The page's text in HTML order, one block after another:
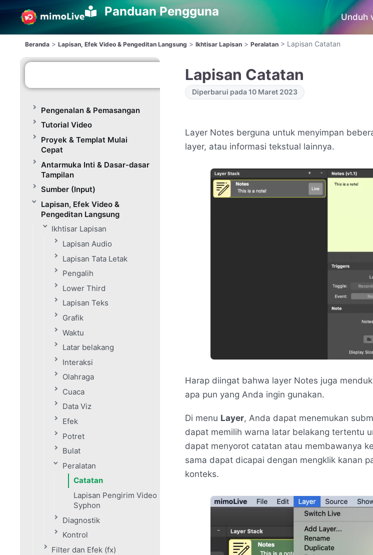
Panduan Pengguna Unduh
Beranda > Lapisan, Efek Video & Pengeditan Langsung > Ikhtisar Lapisan > Peralatan > Lapisan Catatan
Pengenalan & Pemasangan
Tutorial Video
Proyek & Templat Mulai
Cepat
Antarmuka Inti & Dasar-dasar
Tampilan
Sumber (Input)
Lapisan, Efek Video &
Pengeditan Langsung
Ikhtisar Lapisan
Lapisan Audio
Lapisan Tata Letak
Pengalih
Lower Third
Lapisan Teks
Grafik
Waktu
Latar belakang
Interaksi
Olahraga
Cuaca
Data Viz
Efek
Potret
Bulat
Peralatan
Catatan
Lapisan Pengirim Video
Syphon
Diagnostik
Kontrol
Filter dan Efek (fx)
Lapisan Catatan
Diperbarui pada 10 Maret 2023
Layer Notes berguna untuk menyimpan
layer, atau informasi tekstual lainnya.
Harap diingat bahwa layer Notes juga
apa pun yang Anda ingin gunakan.
Di menu Layer, Anda dapat menemukan
dapat memilih warna latar belakang tertentu
dapat menyorot catatan atau membawanya
sama dapat dicapai dengan mengklik kanan
konteks.